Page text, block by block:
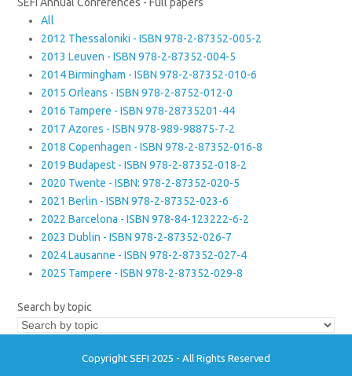
All
2012 Thessaloniki - ISBN 978-2-87352-005-2
2013 Leuven - ISBN 978-2-87352-004-5
2014 Birmingham - ISBN 978-2-87352-010-6
2015 Orleans - ISBN 978-2-8752-012-0
2016 Tampere - ISBN 978-28735201-44
2017 Azores - ISBN 978-989-98875-7-2
2018 Copenhagen - ISBN 978-2-87352-016-8
2019 Budapest - ISBN 978-2-87352-018-2
2020 Twente - ISBN: 978-2-87352-020-5
2021 Berlin - ISBN 978-2-87352-023-6
2022 Barcelona - ISBN 978-84-123222-6-2
2023 Dublin - ISBN 978-2-87352-026-7
2024 Lausanne - ISBN 978-2-87352-027-4
2025 Tampere - ISBN 978-2-87352-029-8
Search by topic
Copyright SEFI 2025 - All Rights Reserved